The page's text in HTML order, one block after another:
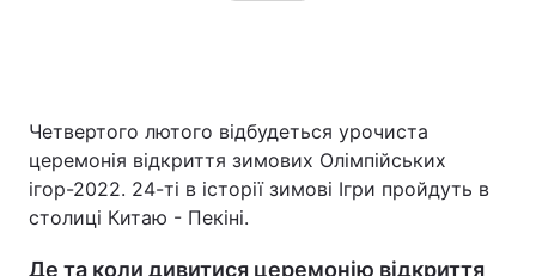
Четвертого лютого відбудеться урочиста
церемонія відкриття зимових Олімпійських
ігор-2022. 24-ті в історії зимові Ігри пройдуть в
столиці Китаю - Пекіні.
Де та коли дивитися церемонію відкриття